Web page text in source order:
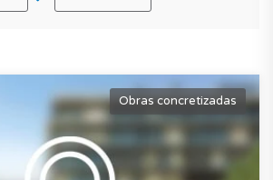
Obras concretizadas